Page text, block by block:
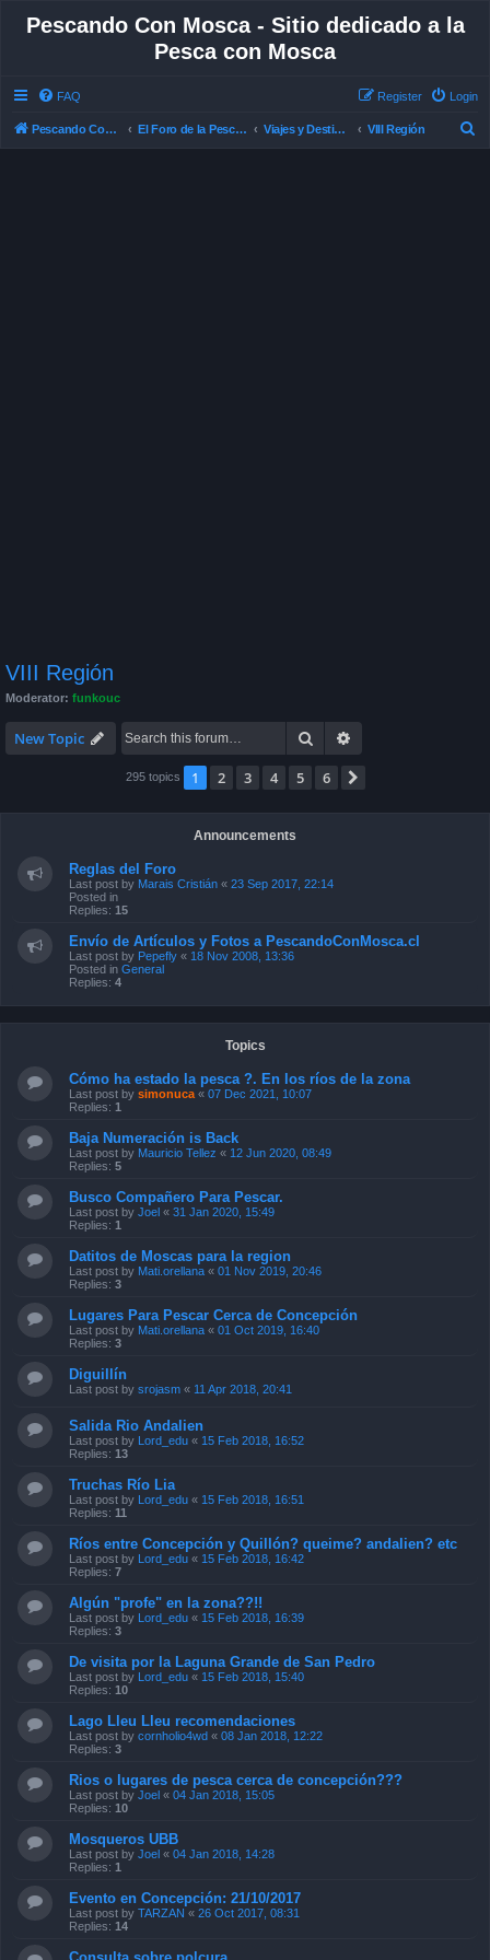
Pescando Con Mosca - Sitio dedicado a la
Pesca con Mosca
FAQ Login
Register
Pescando Con Mosca El Foro de la Pesca con Mosca en Chile Viajes y Destinos de Pesca VIII Región
VIII Región
Moderator: funkouc
New Topic Search
295 topics 1 2 3 4 5 6
Announcements
Reglas del Foro
Last post by Marais Cristián « 23 Sep 2017, 22:14
Posted in
Replies: 15
Envío de Artículos y Fotos a PescandoConMosca.cl
Last post by Pepefly « 18 Nov 2008, 13:36
Posted in General
Replies: 4
Topics
Cómo ha estado la pesca ?. En los ríos de la zona
Last post by simonuca « 07 Dec 2021, 10:07
Replies: 1
Baja Numeración is Back
Last post by Mauricio Tellez « 12 Jun 2020, 08:49
Replies: 5
Busco Compañero Para Pescar.
Last post by Joel « 31 Jan 2020, 15:49
Replies: 1
Datitos de Moscas para la region
Last post by Mati.orellana « 01 Nov 2019, 20:46
Replies: 3
Lugares Para Pescar Cerca de Concepción
Last post by Mati.orellana « 01 Oct 2019, 16:40
Replies: 3
Diguillín
Last post by srojasm « 11 Apr 2018, 20:41
Salida Rio Andalien
Last post by Lord_edu « 15 Feb 2018, 16:52
Replies: 13
Truchas Río Lia
Last post by Lord_edu « 15 Feb 2018, 16:51
Replies: 11
Ríos entre Concepción y Quillón? queime? andalien? etc
Last post by Lord_edu « 15 Feb 2018, 16:42
Replies: 7
Algún "profe" en la zona??!!
Last post by Lord_edu « 15 Feb 2018, 16:39
Replies: 3
De visita por la Laguna Grande de San Pedro
Last post by Lord_edu « 15 Feb 2018, 15:40
Replies: 10
Lago Lleu Lleu recomendaciones
Last post by cornholio4wd « 08 Jan 2018, 12:22
Replies: 3
Rios o lugares de pesca cerca de concepción???
Last post by Joel « 04 Jan 2018, 15:05
Replies: 10
Mosqueros UBB
Last post by Joel « 04 Jan 2018, 14:28
Replies: 1
Evento en Concepción: 21/10/2017
Last post by TARZAN « 26 Oct 2017, 08:31
Replies: 14